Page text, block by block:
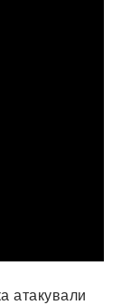
атакували